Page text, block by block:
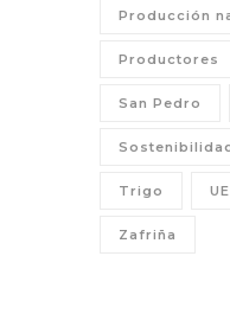
Producción
Productores
San Pedro
Trigo UE
Zafriña